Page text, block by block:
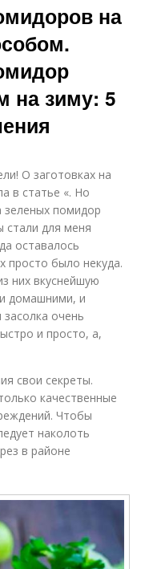
на
на зиму: 5
О заготовках на
в статье «. Но
зеленых помидор
стали для меня
оставалось
просто было некуда.
них вкуснейшую
домашними, и
очень
и просто, а,
свои секреты.
качественные
Чтобы
наколоть
в районе